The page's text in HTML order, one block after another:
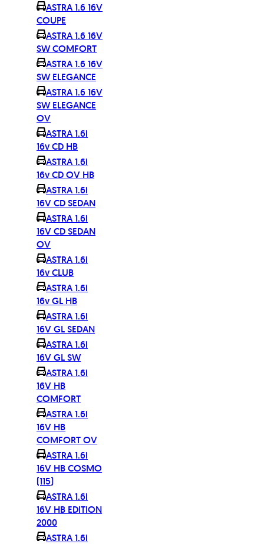
ASTRA 1.6 16V
COUPE
ASTRA 1.6 16V
SW COMFORT
ASTRA 1.6 16V
SW ELEGANCE
ASTRA 1.6 16V
SW ELEGANCE
OV
ASTRA 1.6i
16v CD HB
ASTRA 1.6i
16v CD OV HB
ASTRA 1.6i
16V CD SEDAN
ASTRA 1.6i
16V CD SEDAN
OV
ASTRA 1.6i
16v CLUB
ASTRA 1.6i
16v GL HB
ASTRA 1.6i
16V GL SEDAN
ASTRA 1.6i
16V GL SW
ASTRA 1.6i
16V HB
COMFORT
ASTRA 1.6i
16V HB
COMFORT OV
ASTRA 1.6i
16V HB COSMO
(115)
ASTRA 1.6i
16V HB EDITION
2000
ASTRA 1.6i